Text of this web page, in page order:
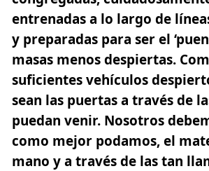
entrenadas a lo largo de
y preparadas para ser el
masas menos despiertas.
suficientes vehículos
sean las puertas a través de
puedan venir. Nosotros
como mejor podamos, el
mano y a través de las tan